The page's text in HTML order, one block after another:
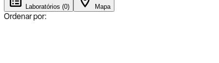
Laboratórios (0) Mapa
Ordenar por: